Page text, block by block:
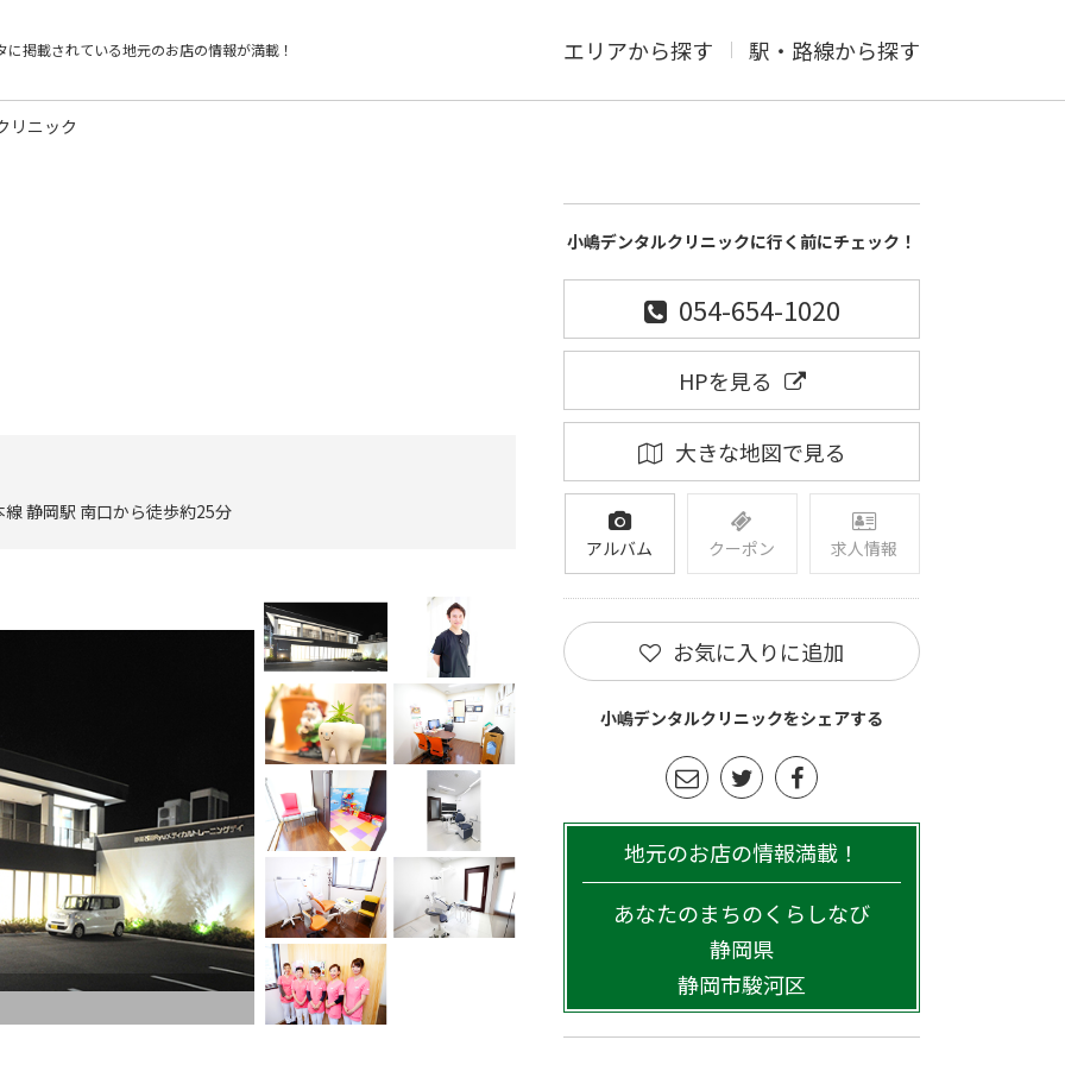
に掲載されている地元のお店の情報が満載！ エリアから探す 駅・路線から探す
リニック
静岡駅 南口から徒歩約25分
小嶋デンタルクリニックに行く前にチェック！
054-654-1020
HPを見る
大きな地図で見る
アルバム クーポン 求人情報
お気に入りに追加
小嶋デンタルクリニックをシェアする
地元のお店の情報満載！
あなたのまちのくらしなび
静岡県
静岡市駿河区